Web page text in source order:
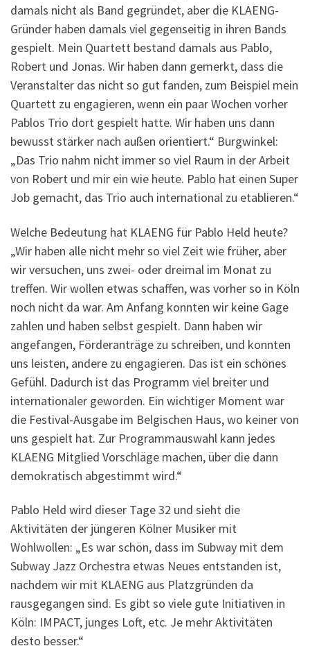
damals nicht als Band gegründet, aber die KLAENG-
Gründer haben damals viel gegenseitig in ihren Bands
gespielt. Mein Quartett bestand damals aus Pablo,
Robert und Jonas. Wir haben dann gemerkt, dass die
Veranstalter das nicht so gut fanden, zum Beispiel mein
Quartett zu engagieren, wenn ein paar Wochen vorher
Pablos Trio dort gespielt hatte. Wir haben uns dann
bewusst stärker nach außen orientiert.“ Burgwinkel:
„Das Trio nahm nicht immer so viel Raum in der Arbeit
von Robert und mir ein wie heute. Pablo hat einen Super
Job gemacht, das Trio auch international zu etablieren.“
Welche Bedeutung hat KLAENG für Pablo Held heute?
„Wir haben alle nicht mehr so viel Zeit wie früher, aber
wir versuchen, uns zwei- oder dreimal im Monat zu
treffen. Wir wollen etwas schaffen, was vorher so in Köln
noch nicht da war. Am Anfang konnten wir keine Gage
zahlen und haben selbst gespielt. Dann haben wir
angefangen, Förderanträge zu schreiben, und konnten
uns leisten, andere zu engagieren. Das ist ein schönes
Gefühl. Dadurch ist das Programm viel breiter und
internationaler geworden. Ein wichtiger Moment war
die Festival-Ausgabe im Belgischen Haus, wo keiner von
uns gespielt hat. Zur Programmauswahl kann jedes
KLAENG Mitglied Vorschläge machen, über die dann
demokratisch abgestimmt wird.“
Pablo Held wird dieser Tage 32 und sieht die
Aktivitäten der jüngeren Kölner Musiker mit
Wohlwollen: „Es war schön, dass im Subway mit dem
Subway Jazz Orchestra etwas Neues entstanden ist,
nachdem wir mit KLAENG aus Platzgründen da
rausgegangen sind. Es gibt so viele gute Initiativen in
Köln: IMPACT, junges Loft, etc. Je mehr Aktivitäten
desto besser.“